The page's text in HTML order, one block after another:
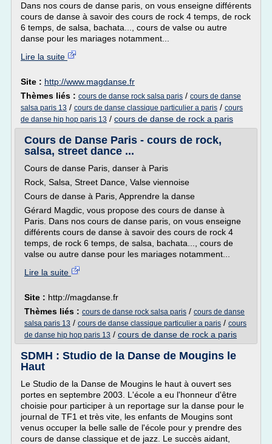
Dans nos cours de danse paris, on vous enseigne différents
cours de danse à savoir des cours de rock 4 temps, de rock
6 temps, de salsa, bachata..., cours de valse ou autre
danse pour les mariages notamment...
Lire la suite
Site : http://www.magdanse.fr
Thèmes liés : cours de danse rock salsa paris / cours de danse
salsa paris 13 / cours de danse classique particulier a paris / cours
de danse hip hop paris 13 / cours de danse de rock a paris
Cours de Danse Paris - cours de rock,
salsa, street dance ...
Cours de danse Paris, danser à Paris
Rock, Salsa, Street Dance, Valse viennoise
Cours de danse à Paris, Apprendre la danse
Gérard Magdic, vous propose des cours de danse à
Paris. Dans nos cours de danse paris, on vous enseigne
différents cours de danse à savoir des cours de rock 4
temps, de rock 6 temps, de salsa, bachata..., cours de
valse ou autre danse pour les mariages notamment...
Lire la suite
Site : http://magdanse.fr
Thèmes liés : cours de danse rock salsa paris / cours de danse
salsa paris 13 / cours de danse classique particulier a paris / cours
de danse hip hop paris 13 / cours de danse de rock a paris
SDMH : Studio de la Danse de Mougins le
Haut
Le Studio de la Danse de Mougins le haut à ouvert ses
portes en septembre 2003. L'école a eu l'honneur d'être
choisie pour participer à un reportage sur la danse pour le
journal de TF1 et très vite, les enfants de Mougins sont
venus occuper la belle salle de l'école pour y prendre des
cours de danse classique et de jazz. Le succès aidant,